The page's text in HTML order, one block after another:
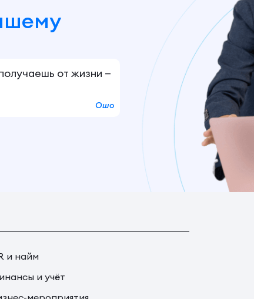
от жизни —
Ошо
и найм
и учёт